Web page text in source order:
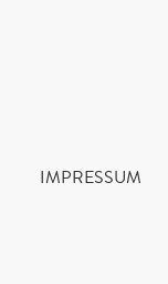
IMPRESSUM